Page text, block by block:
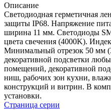
Описание
Светодиодная герметичная
защиты IP68. Напряжение
ширина 11 мм. Светодиоды
цвета свечения (4000K).
Минимальный отрезок 50 мм
декоративной подсветки
помещений, декоративной
ниш, рабочих зон кухни,
конструкций и витрин. В
установки.
Страница серии